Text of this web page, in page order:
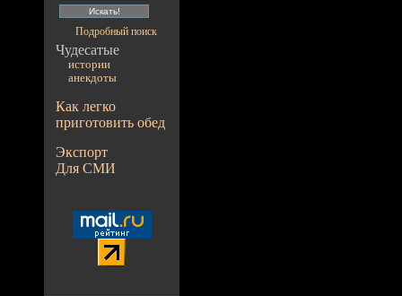
Подробный поиск
Чудесатые
истории
анекдоты
Как легко
приготовить обед
Экспорт
Для СМИ